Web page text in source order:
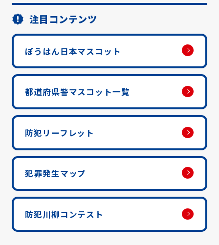
注目コンテンツ
ぼうはん日本マスコット
都道府県警マスコット一覧
防犯リーフレット
犯罪発生マップ
防犯川柳コンテスト